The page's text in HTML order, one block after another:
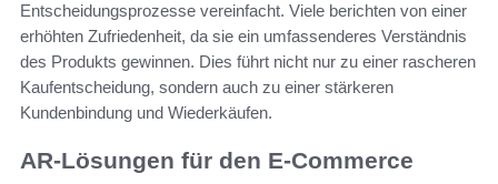
Entscheidungsprozesse vereinfacht. Viele berichten von einer
erhöhten Zufriedenheit, da sie ein umfassenderes Verständnis
des Produkts gewinnen. Dies führt nicht nur zu einer rascheren
Kaufentscheidung, sondern auch zu einer stärkeren
Kundenbindung und Wiederkäufen.
AR-Lösungen für den E-Commerce